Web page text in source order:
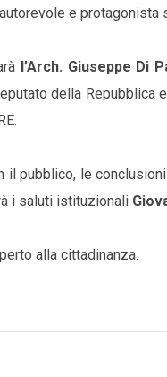
e protagonista
l’Arch. Giuseppe Di
della Repubblica
il pubblico, le
i saluti istituzionali
alla cittadinanza.